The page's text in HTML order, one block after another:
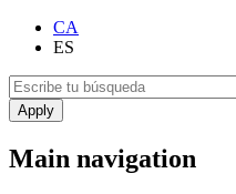
CA
ES
Main navigation